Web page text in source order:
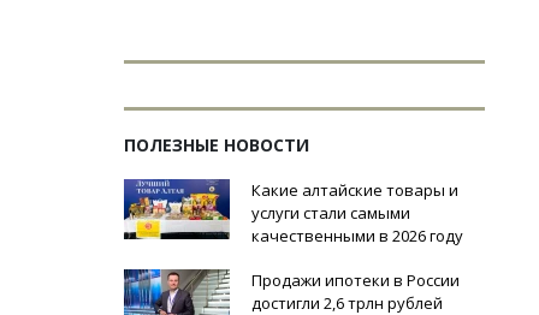
ПОЛЕЗНЫЕ НОВОСТИ
Какие алтайские товары и
услуги стали самыми
качественными в 2026 году
Продажи ипотеки в России
достигли 2,6 трлн рублей